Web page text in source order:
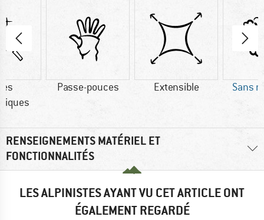
Passe-pouces Extensible Sans
RENSEIGNEMENTS MATÉRIEL ET
FONCTIONNALITÉS
LES ALPINISTES AYANT VU CET ARTICLE ONT
ÉGALEMENT REGARDÉ